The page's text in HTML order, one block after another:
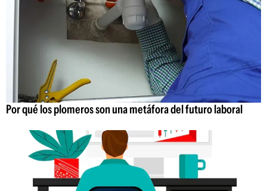
Por qué los plomeros son una metáfora del futuro laboral